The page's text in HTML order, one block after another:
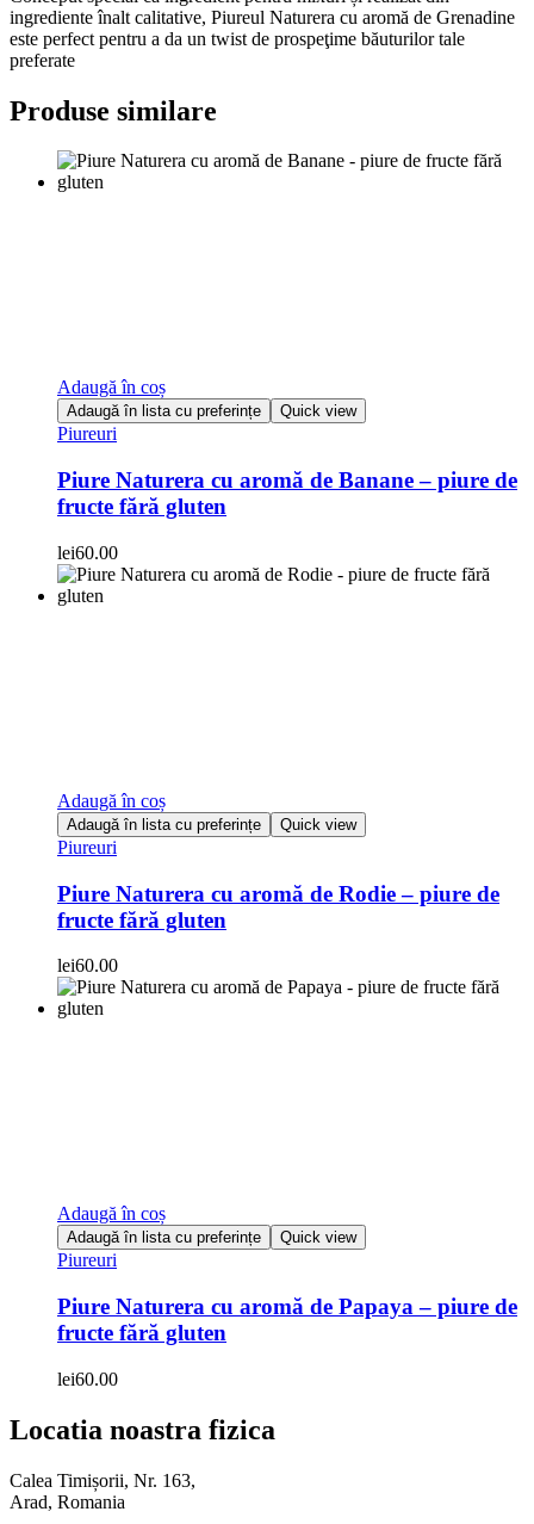
ingrediente înalt calitative, Piureul Naturera cu aromă de Grenadine
este perfect pentru a da un twist de prospeţime băuturilor tale
preferate
Produse similare
Adaugă în coș
Adaugă în lista cu preferințe Quick view
Piureuri
Piure Naturera cu aromă de Banane – piure de
fructe fără gluten
lei60.00
Adaugă în coș
Adaugă în lista cu preferințe Quick view
Piureuri
Piure Naturera cu aromă de Rodie – piure de
fructe fără gluten
lei60.00
Adaugă în coș
Adaugă în lista cu preferințe Quick view
Piureuri
Piure Naturera cu aromă de Papaya – piure de
fructe fără gluten
lei60.00
Locatia noastra fizica
Calea Timișorii, Nr. 163,
Arad, Romania